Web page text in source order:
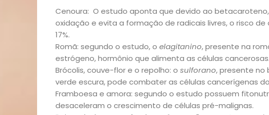
Exclusiva
Homem
Mães
&
Cenoura: O estudo aponta que devido ao
oxidação e evita a formação de radicais livres, o risco
17%.
Romã: segundo o estudo, o elagitanino, presente na
estrógeno, hormônio que alimenta as células cancerosas.
Brócolis, couve-flor e o repolho: o sulforano, presente no
verde escura, pode combater as células cancerígenas
Framboesa e amora: segundo o estudo possuem
desaceleram o crescimento de células pré-malignas.